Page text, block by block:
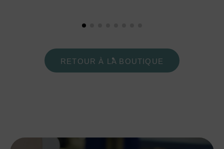
RETOUR À LA BOUTIQUE